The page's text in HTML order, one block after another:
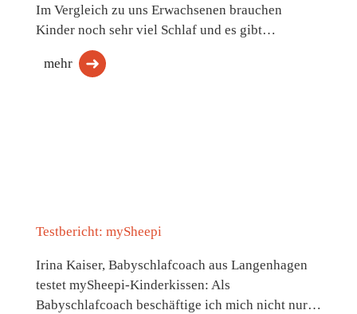
Im Vergleich zu uns Erwachsenen brauchen
Kinder noch sehr viel Schlaf und es gibt…
mehr
Testbericht: mySheepi
Irina Kaiser, Babyschlafcoach aus Langenhagen
testet mySheepi-Kinderkissen: Als
Babyschlafcoach beschäftige ich mich nicht nur…